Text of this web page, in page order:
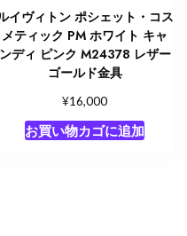
イヴィトン ポシェット・コス
メティック PM ホワイト キャ
ンディ ピンク M24378 レザー
ゴールド金具
¥16,000
お買い物カゴに追加